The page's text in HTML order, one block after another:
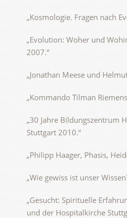
„Kosmologie. Fragen nach
„Evolution: Woher und
2007.“
„Jonathan Meese und
„Kommando Tilman
„30 Jahre Bildungszentrum
Stuttgart 2010.“
„Philipp Haager, Phasis,
„Wie gewiss ist unser
„Gesucht: Spirituelle
und der Hospitalkirche